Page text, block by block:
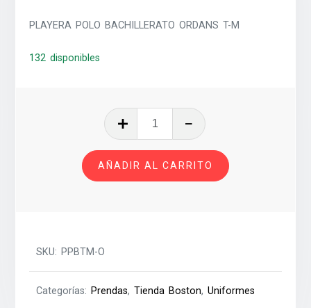
PLAYERA POLO BACHILLERATO ORDANS T-M
132 disponibles
PLAYERA
BACHILLERATO
ORDANS
T-
AÑADIR AL CARRITO
SKU: PPBTM-O
Categorías: Prendas,Tienda Boston,Uniformes